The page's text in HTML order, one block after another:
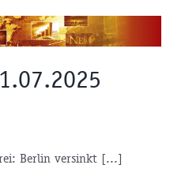
Berlin versinkt [...]